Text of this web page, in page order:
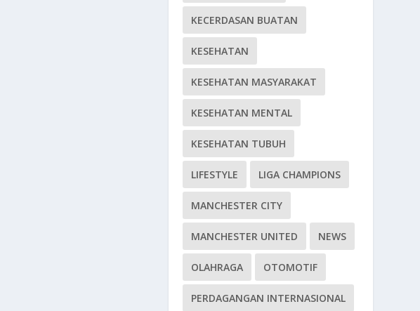
KECERDASAN BUATAN
KESEHATAN
KESEHATAN MASYARAKAT
KESEHATAN MENTAL
KESEHATAN TUBUH
LIFESTYLE LIGA CHAMPIONS
MANCHESTER CITY
MANCHESTER UNITED NEWS
OLAHRAGA OTOMOTIF
PERDAGANGAN INTERNASIONAL